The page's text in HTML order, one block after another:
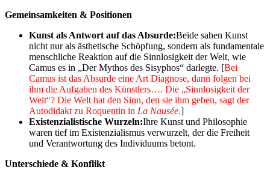
Gemeinsamkeiten & Positionen
Kunst als Antwort auf das Absurde:Beide sahen Kunst
nicht nur als ästhetische Schöpfung, sondern als fundamentale
menschliche Reaktion auf die Sinnlosigkeit der Welt, wie
Camus es in „Der Mythos des Sisyphos“ darlegte. [Bei
Camus ist das Absurde eine Art Diagnose, dann folgen bei
ihm die Aufgaben des Künstlers…. Die „Sinnlosigkeit der
Welt“? Die Welt hat den Sinn, den sie ihm geben, sagt der
Autodidakt zu Roquentin in La Nausée.]
Existenzialistische Wurzeln:Ihre Kunst und Philosophie
waren tief im Existenzialismus verwurzelt, der die Freiheit
und Verantwortung des Individuums betont.
Unterschiede & Konflikt